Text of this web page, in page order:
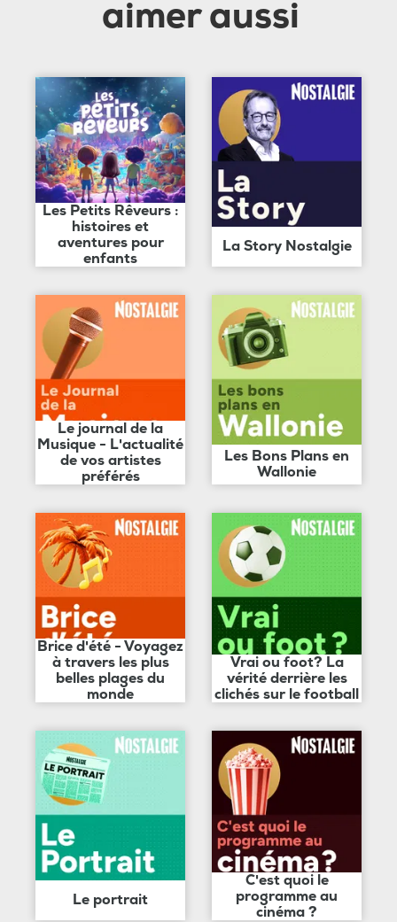
aimer aussi
Les Petits Rêveurs :
histoires et
aventures pour
enfants
La Story Nostalgie
Le journal de la
Musique - L'actualité
de vos artistes
préférés
Les Bons Plans en
Wallonie
Brice d'été - Voyagez
à travers les plus
belles plages du
monde
Vrai ou foot? La
vérité derrière les
clichés sur le football
Le portrait
C'est quoi le
programme au
cinéma ?